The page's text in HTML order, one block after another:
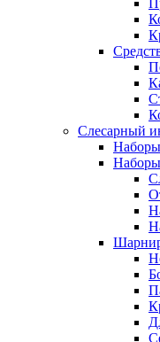
Слесарный
Наборы
Наборы